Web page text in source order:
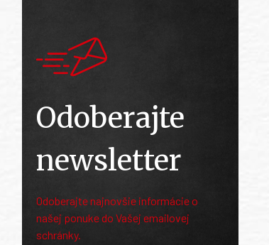
Odoberajte
newsletter
Odoberajte najnovšie informácie o
našej ponuke do Vašej emailovej
schránky.